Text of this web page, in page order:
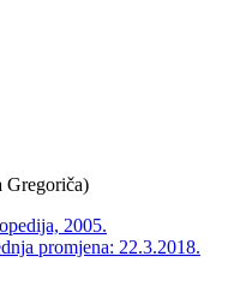
Gregoriča)
2005.
promjena: 22.3.2018.